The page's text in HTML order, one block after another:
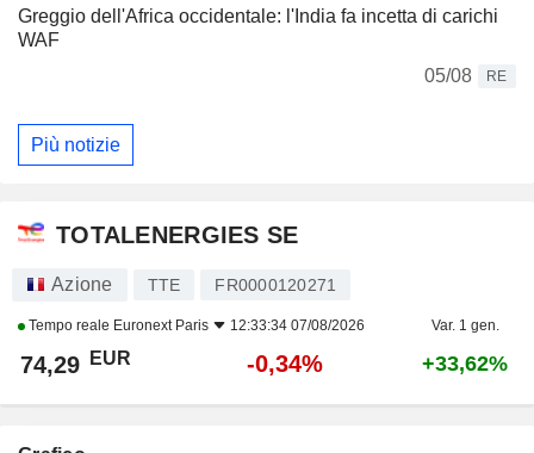
Greggio dell'Africa occidentale: l'India fa incetta di carichi
WAF
05/08
RE
Più notizie
TOTALENERGIES SE
Azione TTE FR0000120271
Tempo reale Euronext Paris 12:33:34 07/08/2026 Var. 1 gen.
74,29 EUR -0,34% +33,62%